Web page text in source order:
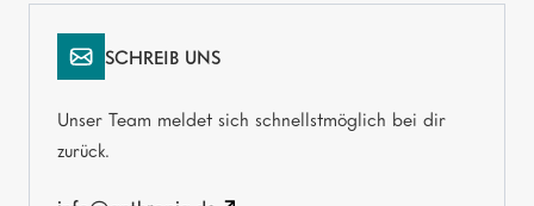
SCHREIB UNS
Unser Team meldet sich schnellstmöglich bei dir
zurück.